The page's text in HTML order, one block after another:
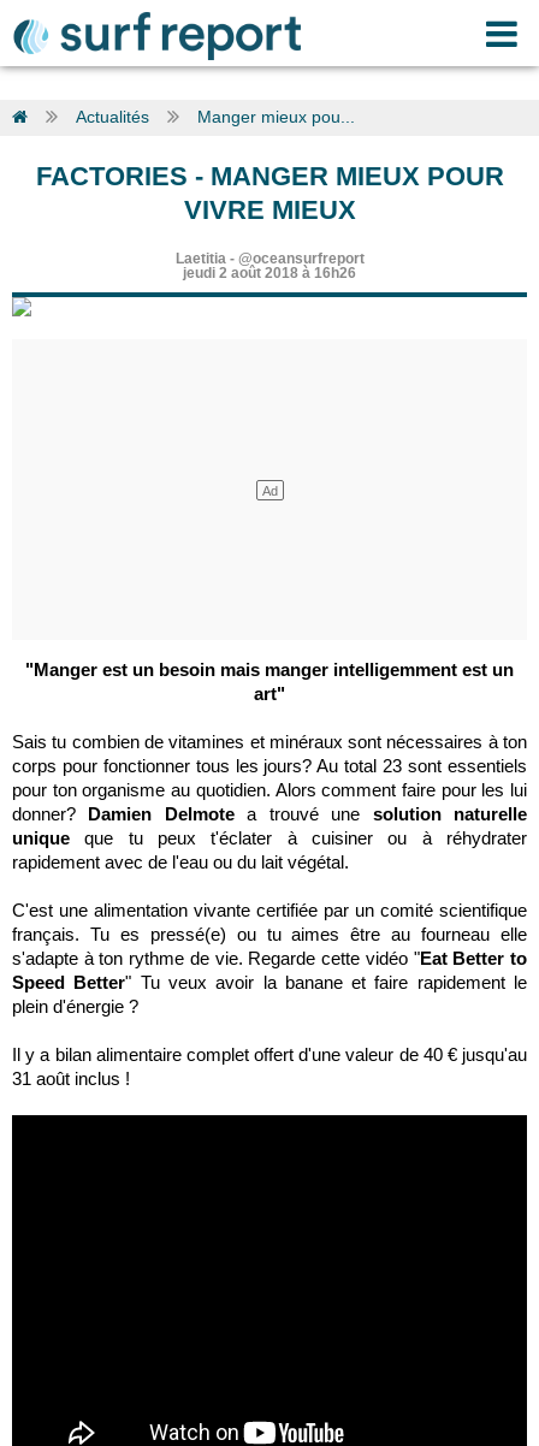
Actualités Manger mieux pou...
FACTORIES - MANGER MIEUX POUR
VIVRE MIEUX
Laetitia- @oceansurfreport
jeudi 2 août 2018 à 16h26
"Manger est un besoin mais manger intelligemment est un
art"
Sais tu combien de vitamines et minéraux sont nécessaires à ton
corps pour fonctionner tous les jours? Au total 23 sont essentiels
pour ton organisme au quotidien. Alors comment faire pour les lui
donner? Damien Delmotea trouvé une solution naturelle
unique que tu peux t'éclater à cuisiner ou à réhydrater
rapidement avec de l'eau ou du lait végétal.
C'est une alimentation vivante certifiée par un comité scientifique
français. Tu es pressé(e) ou tu aimes être au fourneau elle
s'adapte à ton rythme de vie. Regarde cette vidéo "Eat Better to
Speed Better" Tu veux avoir la banane et faire rapidement le
plein d'énergie ?
Il y a bilan alimentaire complet offert d'une valeur de 40 € jusqu'au
31 août inclus !